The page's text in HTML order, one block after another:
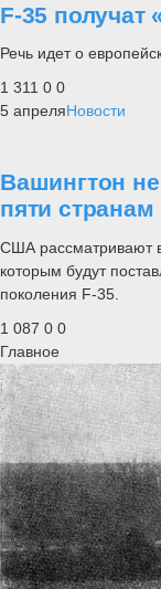
F-35 получат
Речь идет о
1 311 0 0
5 апреляНовости
Вашингтон
пяти странам
США рассматривают
которым будут
поколения F-35.
1 087 0 0
Главное